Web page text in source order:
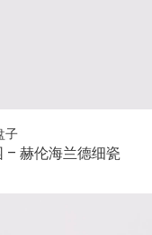
子
– 赫伦海兰德细瓷